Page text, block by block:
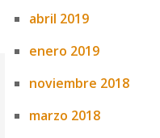
abril 2019
enero 2019
noviembre 2018
marzo 2018